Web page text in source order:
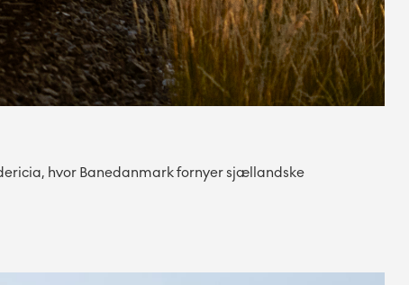
hvor Banedanmark fornyer sjællandske